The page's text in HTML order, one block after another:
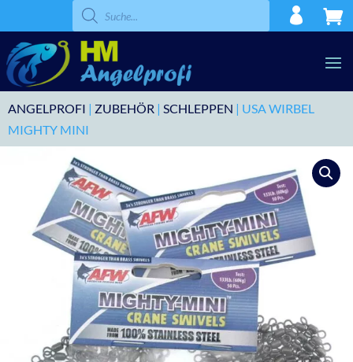
Products
search
ANGELPROFI | ZUBEHÖR | SCHLEPPEN | USA WIRBEL
MIGHTY MINI